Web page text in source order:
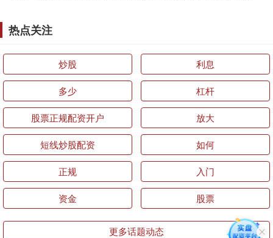
热点关注
炒股 利息
多少 杠杆
股票正规配资开户 放大
短线炒股配资 如何
正规 入门
资金 股票
更多话题动态